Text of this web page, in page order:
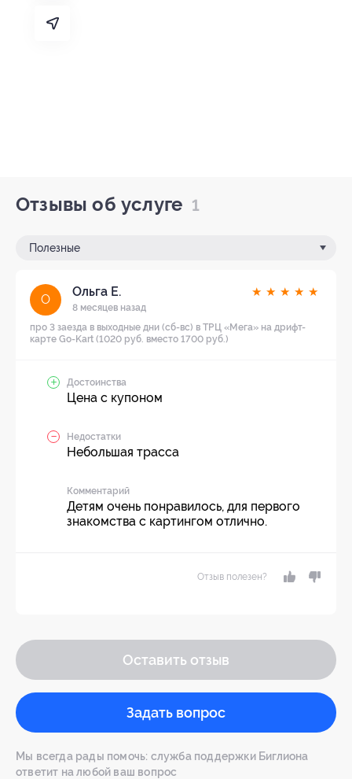
Отзывы об услуге 1
Полезные
О
Ольга Е.
8 месяцев назад
★ ★ ★ ★ ★
про 3 заезда в выходные дни (сб-вс) в ТРЦ «Мега» на дрифт-
карте Go-Kart (1020 руб. вместо 1700 руб.)
Достоинства
Цена с купоном
Недостатки
Небольшая трасса
Комментарий
Детям очень понравилось, для первого
знакомства с картингом отлично.
Отзыв полезен?
Оставить отзыв
Задать вопрос
Мы всегда рады помочь: служба поддержки Биглиона
ответит на любой ваш вопрос